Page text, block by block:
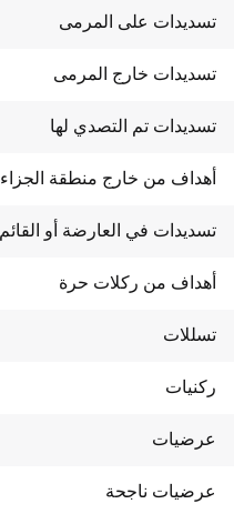
تسديدات على المرمى
تسديدات خارج المرمى
تسديدات تم التصدي لها
أهداف من خارج منطقة الجزاء
تسديدات في العارضة أو القائم
أهداف من ركلات حرة
تسللات
ركنيات
عرضيات
عرضيات ناجحة